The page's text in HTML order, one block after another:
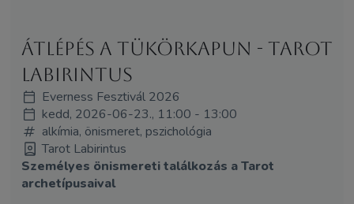
Átlépés a tükörkapun - Tarot
Labirintus
Everness Fesztivál 2026
kedd, 2026-06-23., 11:00 - 13:00
alkímia, önismeret, pszichológia
Tarot Labirintus
Személyes önismereti találkozás a Tarot
archetípusaival